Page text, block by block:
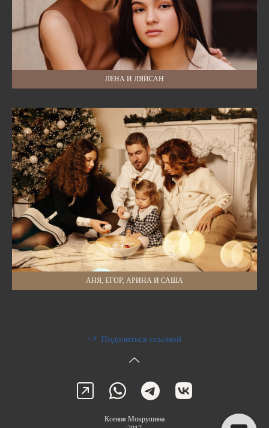
ЛЕНА И ЛЯЙСАН
АНЯ, ЕГОР, АРИНА И САША
Поделиться ссылкой
Ксения Мокрушина